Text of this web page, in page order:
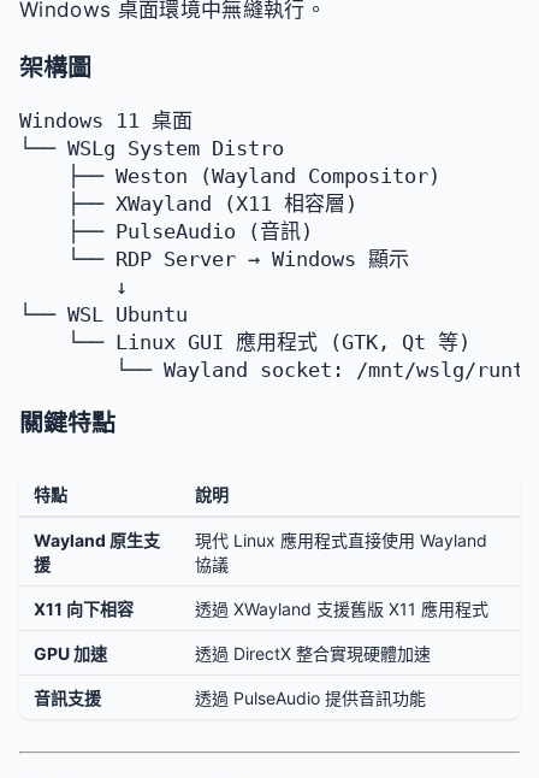
Windows 桌面環境中無縫執行。
架構圖
Windows 11 桌面
└── WSLg System Distro
    ├── Weston (Wayland Compositor)
    ├── XWayland (X11 相容層)
    ├── PulseAudio (音訊)
    └── RDP Server → Windows 顯示
        ↓
└── WSL Ubuntu
    └── Linux GUI 應用程式 (GTK, Qt 等)
關鍵特點
特點 說明
Wayland 原生支
援
現代 Linux 應用程式直接使用 Wayland
協議
X11 向下相容 透過 XWayland 支援舊版 X11 應用程式
GPU 加速 透過 DirectX 整合實現硬體加速
音訊支援 透過 PulseAudio 提供音訊功能